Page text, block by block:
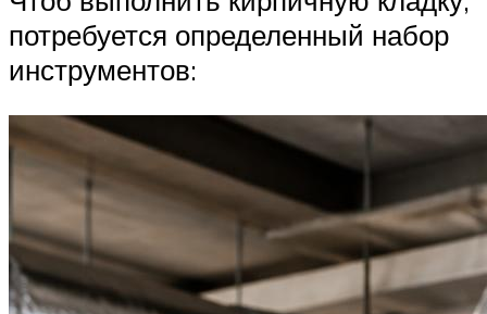
потребуется определенный набор
инструментов: